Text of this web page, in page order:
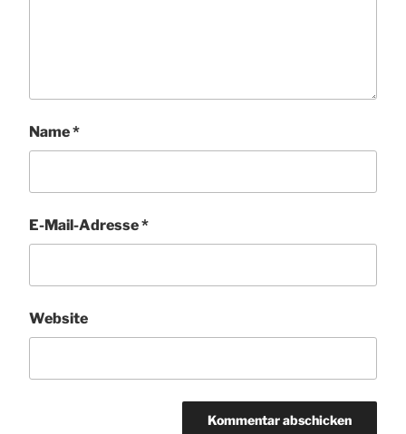
Name*
E-Mail-Adresse*
Website